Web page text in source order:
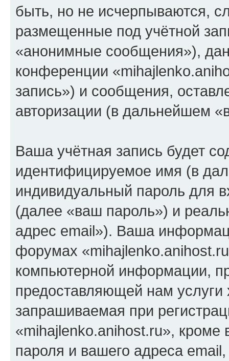
быть, но не исчерпываются,
размещенные под учётной
«анонимные сообщения»),
конференции
запись») и сообщения,
авторизации (в дальнейшем
Ваша учётная запись будет
идентифицируемое имя (в
индивидуальный пароль для
(далее «ваш пароль») и
адрес email»). Ваша
форумах
компьютерной информации,
предоставляющей нам
запрашиваемая при
«mihajlenko.anihost.ru», кроме
пароля и вашего адреса